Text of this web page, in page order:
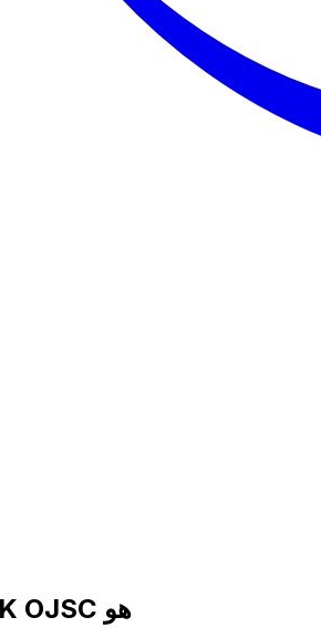
رمز SWIFT لـ ARARATBANK OJSC هو